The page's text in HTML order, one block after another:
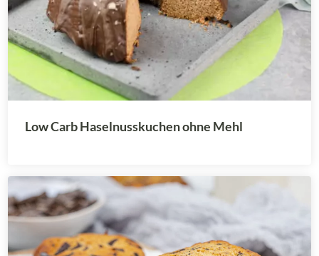
Low Carb Haselnusskuchen ohne Mehl